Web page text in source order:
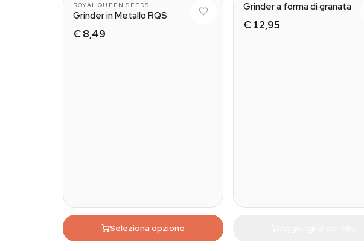
ROYAL QUEEN SEEDS
Grinder in Metallo RQS
€ 8,49
Seleziona opzione
Grinder a forma di granata
€ 12,95